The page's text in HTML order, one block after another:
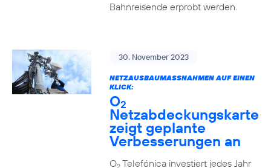
Bahnreisende erprobt werden.
30. November 2023
NETZAUSBAUMASSNAHMEN AUF EINEN K
LICK:
O2
Netzabdeckungskarte
zeigt geplante
Verbesserungen an
O2Telefónica investiert jedes Jahr